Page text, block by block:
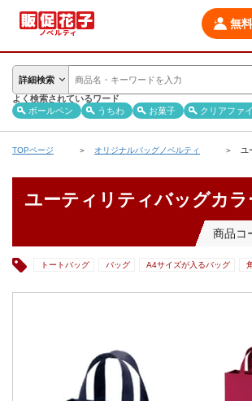
無
詳細検索
よく検索されているワード
ボールペン
うちわ お菓子 クリアファ
TOPページ オリジナルバッグノベルティ ユ
ユーティリティバッグカラ
商品コ
トートバッグ バッグ A4サイズが入るバッグ